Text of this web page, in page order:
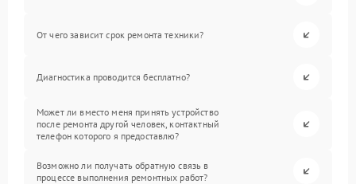
От чего зависит срок ремонта техники?
Диагностика проводится бесплатно?
Может ли вместо меня принять устройство
после ремонта другой человек, контактный
телефон которого я предоставлю?
Возможно ли получать обратную связь в
процессе выполнения ремонтных работ?